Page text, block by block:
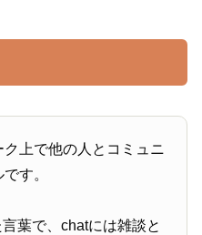
上で他の人とコミュニ
す。
葉で、chatには雑談と